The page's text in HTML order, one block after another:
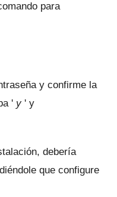
para
y confirme la
' y' y
debería
que configure